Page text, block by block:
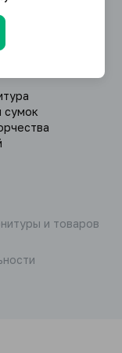
и товаров
сумок